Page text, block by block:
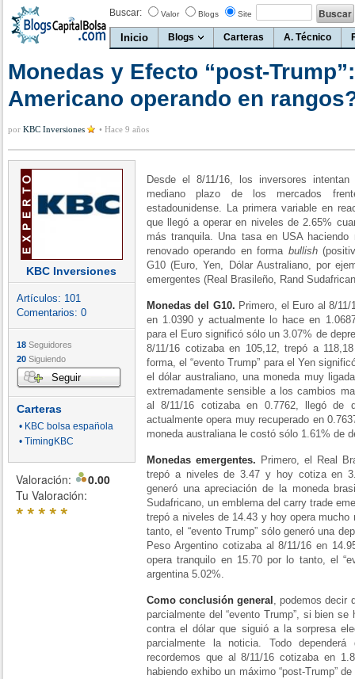
Buscar: Valor Blogs Site
Inicio Blogs Carteras A. Técnico
Monedas y Efecto “post-
Americano operando en
por KBC Inversiones • Hace 9 años
KBC Inversiones
Artículos: 101
Comentarios: 0
18 Seguidores
20 Siguiendo
Seguir
Carteras
• KBC bolsa española
• TimingKBC
Valoración:
0.00
Tu Valoración:
*****
Desde el 8/11/16, los inversores
mediano plazo de los mercados
estadounidense. La primera variable en
que llegó a operar en niveles de 2.65%
más tranquila. Una tasa en USA
renovado operando en forma bullish
G10 (Euro, Yen, Dólar Australiano, por
emergentes (Real Brasileño, Rand
Monedas del G10. Primero, el Euro al 8/
en 1.0390 y actualmente lo hace en
para el Euro significó sólo un 3.07% de
8/11/16 cotizaba en 105,12, trepó a
forma, el “evento Trump” para el Yen
el dólar australiano, una moneda muy
extremadamente sensible a los cambios
al 8/11/16 cotizaba en 0.7762, llegó de
actualmente opera muy recuperado en
moneda australiana le costó sólo 1.61% de
Monedas emergentes. Primero, el Real
trepó a niveles de 3.47 y hoy cotiza en
generó una apreciación de la moneda
Sudafricano, un emblema del carry trade
trepó a niveles de 14.43 y hoy opera
tanto, el “evento Trump” sólo generó una
Peso Argentino cotizaba al 8/11/16 en
opera tranquilo en 15.70 por lo tanto, el
argentina 5.02%.
Como conclusión general , podemos decir
parcialmente del “evento Trump”, si bien
contra el dólar que siguió a la sorpresa
parcialmente la noticia. Todo
recordemos que al 8/11/16 cotizaba en
habiendo exhibo un máximo “post-Trump”